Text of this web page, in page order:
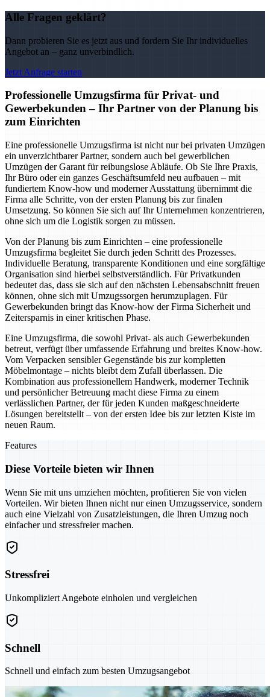
Alle Fragen geklärt?
Dann probieren Sie es jetzt aus und fordern Sie Ihr individuelles
Angebot an – ganz unverbindlich.
Jetzt Anfrage starten
Professionelle Umzugsfirma für Privat- und
Gewerbekunden – Ihr Partner von der Planung bis
zum Einrichten
Eine professionelle Umzugsfirma ist nicht nur bei privaten Umzügen
ein unverzichtbarer Partner, sondern auch bei gewerblichen
Umzügen der Garant für reibungslose Abläufe. Ob Sie Ihre Praxis,
Ihr Büro oder ein ganzes Geschäftsumfeld neu aufbauen – mit
fundiertem Know-how und moderner Ausstattung übernimmt die
Firma alle Schritte, von der ersten Planung bis zur finalen
Umsetzung. So können Sie sich auf Ihr Unternehmen konzentrieren,
ohne sich um die Logistik sorgen zu müssen.
Von der Planung bis zum Einrichten – eine professionelle
Umzugsfirma begleitet Sie durch jeden Schritt des Prozesses.
Individuelle Beratung, transparente Konditionen und eine sorgfältige
Organisation sind hierbei selbstverständlich. Für Privatkunden
bedeutet das, dass sie sich auf den nächsten Lebensabschnitt freuen
können, ohne sich mit Umzugssorgen herumzuplagen. Für
Gewerbekunden bringt das Know-how der Firma Sicherheit und
Zeitersparnis in einer kritischen Phase.
Eine Umzugsfirma, die sowohl Privat- als auch Gewerbekunden
betreut, verfügt über umfassende Erfahrung und breites Know-how.
Vom Verpacken sensibler Gegenstände bis zur kompletten
Möbelmontage – nichts bleibt dem Zufall überlassen. Die
Kombination aus professionellem Handwerk, moderner Technik
und persönlicher Betreuung macht diese Firma zu einem
verlässlichen Partner, der für jeden Kunden maßgeschneiderte
Lösungen bereitstellt – von der ersten Idee bis zur letzten Kiste im
neuen Raum.
Features
Diese Vorteile bieten wir Ihnen
Wenn Sie mit uns umziehen möchten, profitieren Sie von vielen
Vorteilen. Wir bieten Ihnen nicht nur einen Umzugsservice, sondern
auch eine Vielzahl von Zusatzleistungen, die Ihren Umzug noch
einfacher und stressfreier machen.
Stressfrei
Unkompliziert Angebote einholen und vergleichen
Schnell
Schnell und einfach zum besten Umzugsangebot